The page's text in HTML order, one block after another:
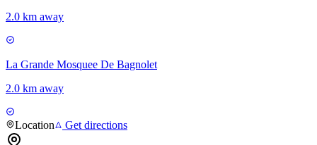
2.0 km away
La Grande Mosquee De Bagnolet
2.0 km away
Location Get directions